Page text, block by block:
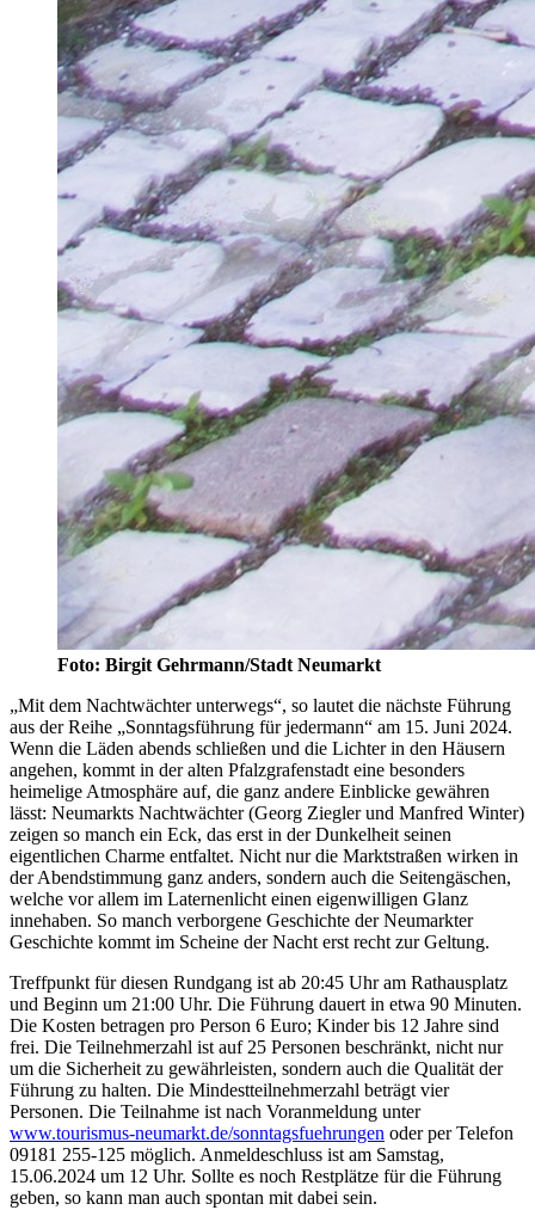
Foto: Birgit Gehrmann/Stadt Neumarkt
„Mit dem Nachtwächter unterwegs“, so lautet die nächste Führung
aus der Reihe „Sonntagsführung für jedermann“ am 15. Juni 2024.
Wenn die Läden abends schließen und die Lichter in den Häusern
angehen, kommt in der alten Pfalzgrafenstadt eine besonders
heimelige Atmosphäre auf, die ganz andere Einblicke gewähren
lässt: Neumarkts Nachtwächter (Georg Ziegler und Manfred Winter)
zeigen so manch ein Eck, das erst in der Dunkelheit seinen
eigentlichen Charme entfaltet. Nicht nur die Marktstraßen wirken in
der Abendstimmung ganz anders, sondern auch die Seitengäschen,
welche vor allem im Laternenlicht einen eigenwilligen Glanz
innehaben. So manch verborgene Geschichte der Neumarkter
Geschichte kommt im Scheine der Nacht erst recht zur Geltung.
Treffpunkt für diesen Rundgang ist ab 20:45 Uhr am Rathausplatz
und Beginn um 21:00 Uhr. Die Führung dauert in etwa 90 Minuten.
Die Kosten betragen pro Person 6 Euro; Kinder bis 12 Jahre sind
frei. Die Teilnehmerzahl ist auf 25 Personen beschränkt, nicht nur
um die Sicherheit zu gewährleisten, sondern auch die Qualität der
Führung zu halten. Die Mindestteilnehmerzahl beträgt vier
Personen. Die Teilnahme ist nach Voranmeldung unter
www.tourismus-neumarkt.de/sonntagsfuehrungen oder per Telefon
09181 255-125 möglich. Anmeldeschluss ist am Samstag,
15.06.2024 um 12 Uhr. Sollte es noch Restplätze für die Führung
geben, so kann man auch spontan mit dabei sein.